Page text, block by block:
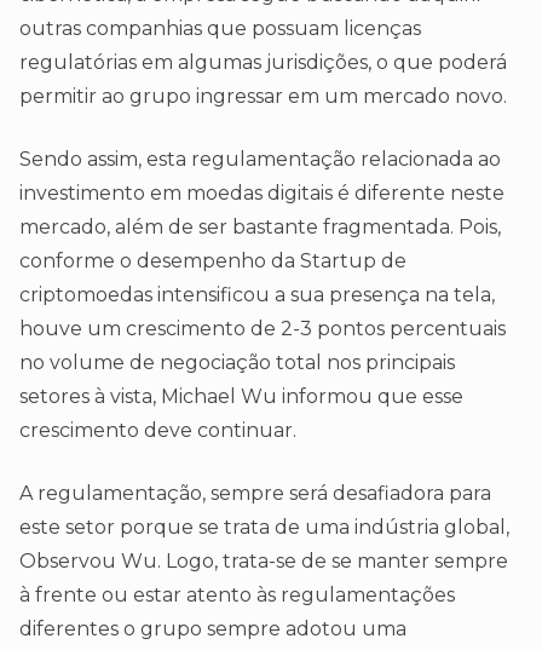
outras companhias que possuam licenças
regulatórias em algumas jurisdições, o que poderá
permitir ao grupo ingressar em um mercado novo.
Sendo assim, esta regulamentação relacionada ao
investimento em moedas digitais é diferente neste
mercado, além de ser bastante fragmentada. Pois,
conforme o desempenho da Startup de
criptomoedas intensificou a sua presença na tela,
houve um crescimento de 2-3 pontos percentuais
no volume de negociação total nos principais
setores à vista, Michael Wu informou que esse
crescimento deve continuar.
A regulamentação, sempre será desafiadora para
este setor porque se trata de uma indústria global,
Observou Wu. Logo, trata-se de se manter sempre
à frente ou estar atento às regulamentações
diferentes o grupo sempre adotou uma